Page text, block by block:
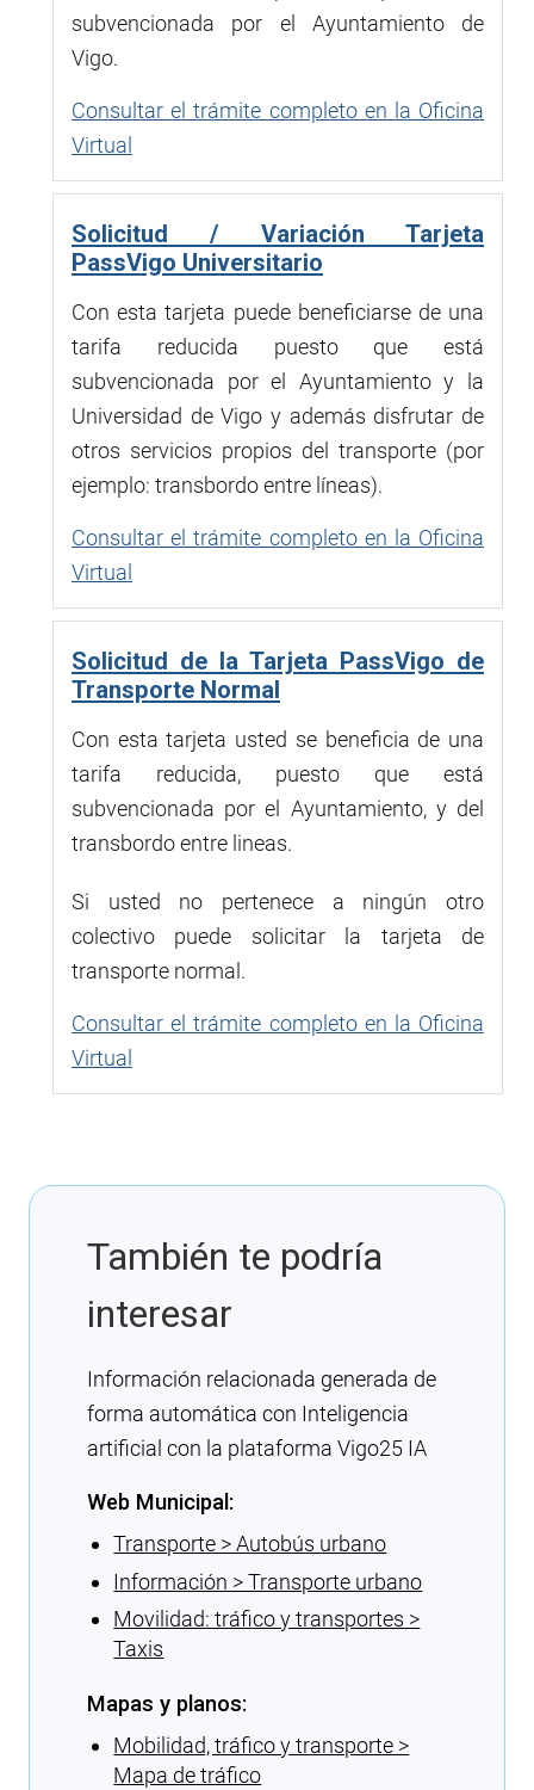
subvencionada por el Ayuntamiento de
Vigo.
Consultar el trámite completo en la Oficina
Virtual
Solicitud / Variación Tarjeta
PassVigo Universitario
Con esta tarjeta puede beneficiarse de una
tarifa reducida puesto que está
subvencionada por el Ayuntamiento y la
Universidad de Vigo y además disfrutar de
otros servicios propios del transporte (por
ejemplo: transbordo entre líneas).
Consultar el trámite completo en la Oficina
Virtual
Solicitud de la Tarjeta PassVigo de
Transporte Normal
Con esta tarjeta usted se beneficia de una
tarifa reducida, puesto que está
subvencionada por el Ayuntamiento, y del
transbordo entre lineas.
Si usted no pertenece a ningún otro
colectivo puede solicitar la tarjeta de
transporte normal.
Consultar el trámite completo en la Oficina
Virtual
También te podría
interesar
Información relacionada generada de
forma automática con Inteligencia
artificial con la plataforma Vigo25 IA
Web Municipal:
Transporte > Autobús urbano
Información > Transporte urbano
Movilidad: tráfico y transportes >
Taxis
Mapas y planos:
Mobilidad, tráfico y transporte >
Mapa de tráfico